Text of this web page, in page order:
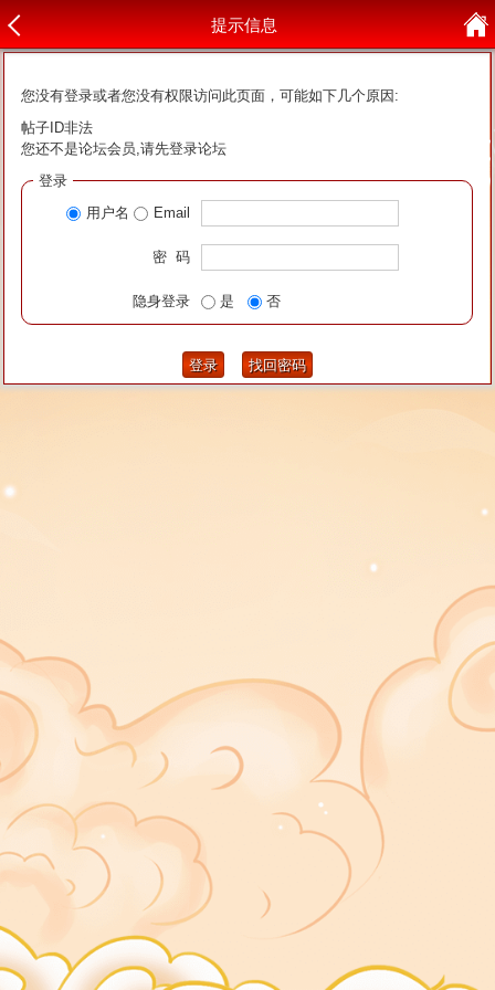
提示信息
您没有登录或者您没有权限访问此页面，可能如下几个原因:
帖子ID非法
您还不是论坛会员,请先登录论坛
登录
用户名
Email
密 码
隐身登录 是 否